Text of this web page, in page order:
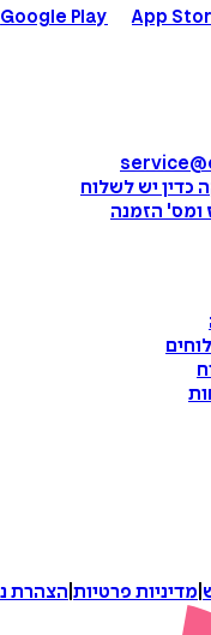
Google Play
App
כדין יש לשלוח
ומס' הזמנה
מדיניות פרטיות הצהרת